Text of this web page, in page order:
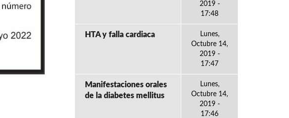
2019 -
17:48
HTA y falla cardiaca
Lunes,
Octubre 14,
2019 -
17:47
Manifestaciones orales
de la diabetes mellitus
Lunes,
Octubre 14,
2019 -
17:46